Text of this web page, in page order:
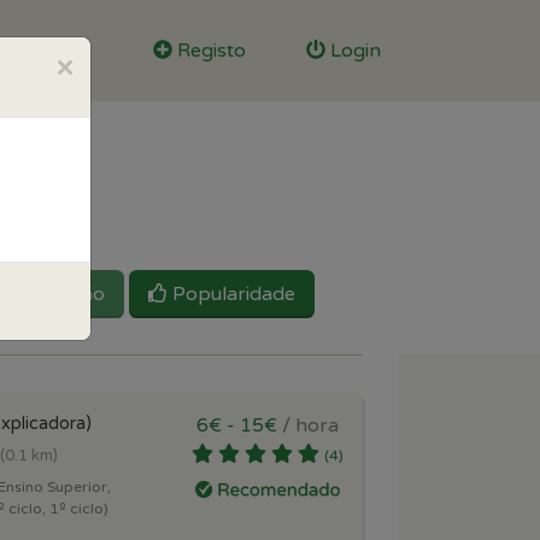
Registo Login
Reputação Popularidade
(0.1 km)
Superior,
ciclo, 1º ciclo)
6€ - 15€ / hora
(4)
×